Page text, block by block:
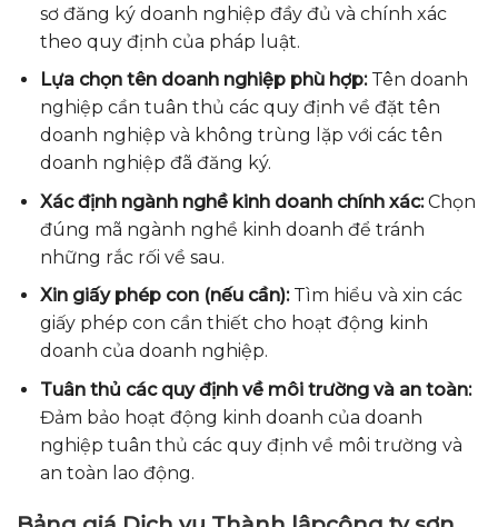
sơ đăng ký doanh nghiệp đầy đủ và chính xác
theo quy định của pháp luật.
Lựa chọn tên doanh nghiệp phù hợp:Tên doanh
nghiệp cần tuân thủ các quy định về đặt tên
doanh nghiệp và không trùng lặp với các tên
doanh nghiệp đã đăng ký.
Xác định ngành nghề kinh doanh chính xác:Chọn
đúng mã ngành nghề kinh doanh để tránh
những rắc rối về sau.
Xin giấy phép con (nếu cần):Tìm hiểu và xin các
giấy phép con cần thiết cho hoạt động kinh
doanh của doanh nghiệp.
Tuân thủ các quy định về môi trường và an toàn:
Đảm bảo hoạt động kinh doanh của doanh
nghiệp tuân thủ các quy định về môi trường và
an toàn lao động.